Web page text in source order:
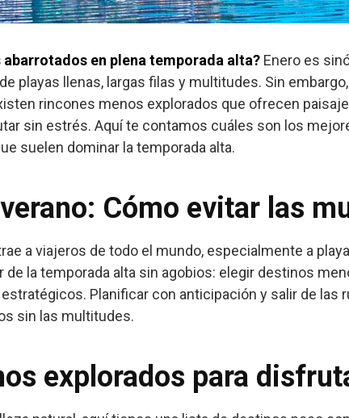
en plena temporada alta? Enero es
playas llenas, largas filas y multitudes. Sin
rincones menos explorados que ofrecen
sin estrés. Aquí te contamos cuáles son los
suelen dominar la temporada alta.
Cómo evitar las
a viajeros de todo el mundo, especialmente a
de la temporada alta sin agobios: elegir destinos
Planificar con anticipación y salir de
sin las multitudes.
explorados para